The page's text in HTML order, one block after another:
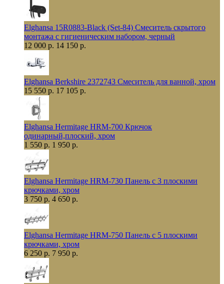
Elghansa 15R0883-Black (Set-84) Смеситель скрытого
монтажа с гигиеническим набором, черный
12 000 р. 14 150 р.
Elghansa Berkshire 2372743 Смеситель для ванной, хром
15 550 р. 17 105 р.
Elghansa Hermitage HRM-700 Крючок
одинарный,плоский, хром
1 550 р. 1 950 р.
Elghansa Hermitage HRM-730 Панель с 3 плоскими
крючками, хром
3 750 р. 4 650 р.
Elghansa Hermitage HRM-750 Панель с 5 плоскими
крючками, хром
6 250 р. 7 950 р.